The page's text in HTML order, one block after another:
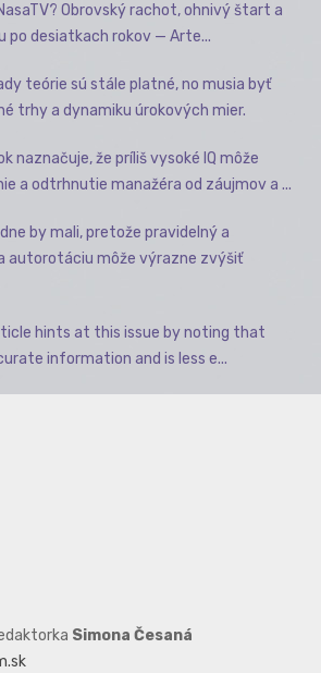
Obrovský rachot, ohnivý štart a
po desiatkach rokov — Arte...
teórie sú stále platné, no musia byť
trhy a dynamiku úrokových mier.
naznačuje, že príliš vysoké IQ môže
a odtrhnutie manažéra od záujmov a ...
by mali, pretože pravidelný a
autorotáciu môže výrazne zvýšiť
hints at this issue by noting that
information and is less e...
Simona Česaná